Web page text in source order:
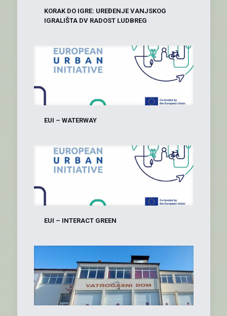
KORAK DO IGRE: UREĐENJE VANJSKOG
IGRALIŠTA DV RADOST LUDBREG
EUI – WATERWAY
EUI – INTERACT GREEN